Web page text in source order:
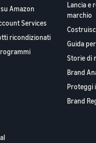
Amazon
Services
ricondizionati
Lancia e
marchio
Guida
Storie di
Brand
Proteggi
Brand